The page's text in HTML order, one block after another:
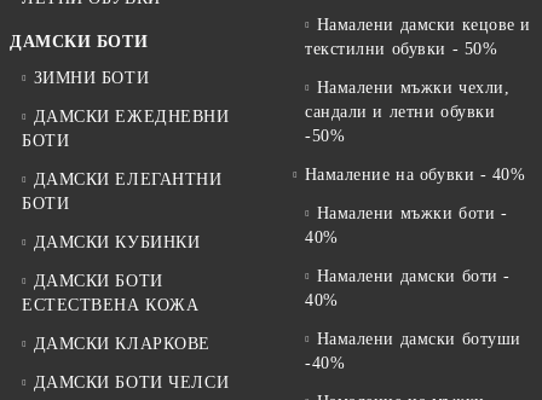
ДАМСКИ БОТИ
ЗИМНИ БОТИ
ДАМСКИ ЕЖЕДНЕВНИ
БОТИ
ДАМСКИ ЕЛЕГАНТНИ
БОТИ
ДАМСКИ КУБИНКИ
ДАМСКИ БОТИ
ЕСТЕСТВЕНА КОЖА
ДАМСКИ КЛАРКОВЕ
ДАМСКИ БОТИ ЧЕЛСИ
Намалени дамски кецове и
текстилни обувки - 50%
Намалени мъжки чехли,
сандали и летни обувки
-50%
Намаление на обувки - 40%
Намалени мъжки боти -
40%
Намалени дамски боти -
40%
Намалени дамски ботуши
-40%